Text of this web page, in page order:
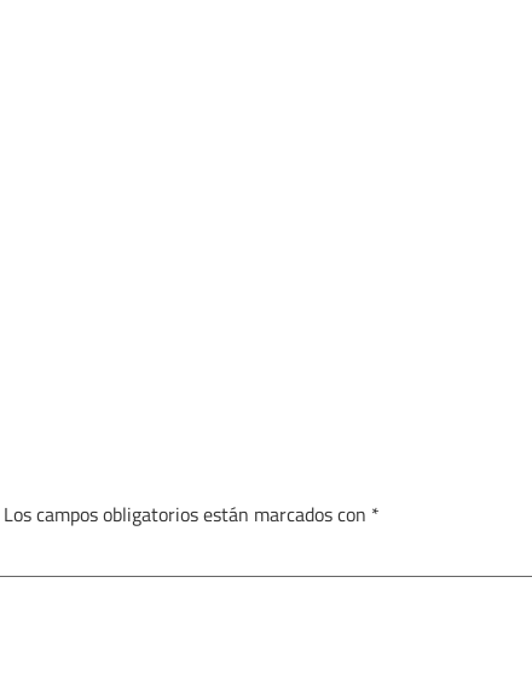
Los campos obligatorios están marcados con *